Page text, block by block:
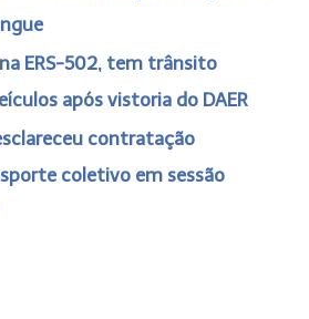
ERS-502, tem trânsito
após vistoria do DAER
contratação
coletivo em sessão